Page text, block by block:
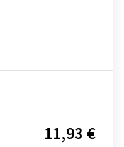
11,93 €